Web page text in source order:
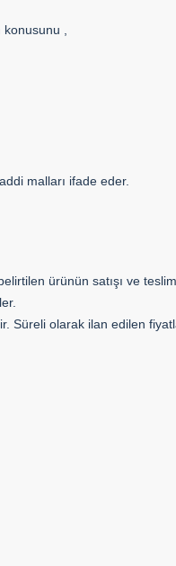
,
malları ifade eder.
ürünün satışı ve
Süreli olarak ilan edilen